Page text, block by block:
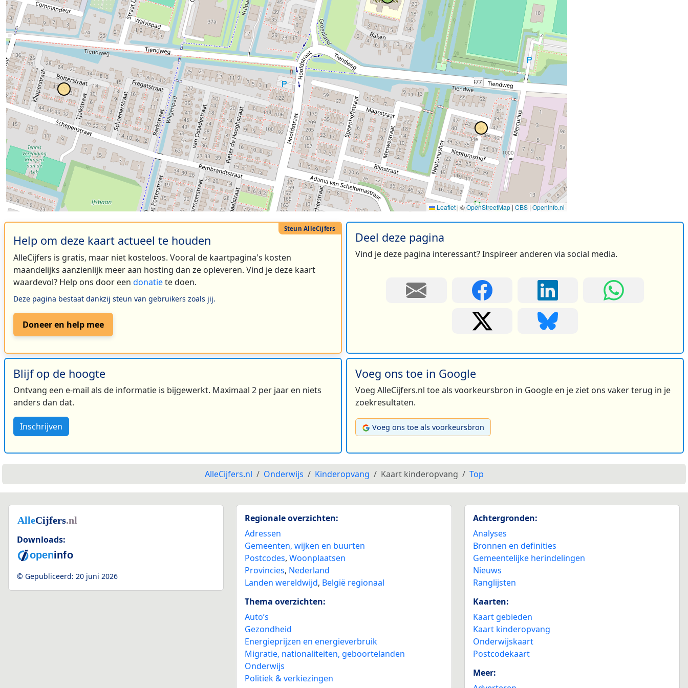
Leaflet | ©OpenStreetMap | CBS | OpenInfo.nl
Help om deze kaart actueel te houden
AlleCijfers is gratis, maar niet kosteloos. Vooral de kaartpagina's kosten
maandelijks aanzienlijk meer aan hosting dan ze opleveren. Vind je deze kaart
waardevol? Help ons door een donatiete doen.
Deze pagina bestaat dankzij steun van gebruikers zoals jij.
Doneer en help mee
Deel deze pagina
Vind je deze pagina interessant? Inspireer anderen via social media.
Blijf op de hoogte
Ontvang een e-mail als de informatie is bijgewerkt. Maximaal 2 per jaar en niets
anders dan dat.
Inschrijven
Voeg ons toe in Google
Voeg AlleCijfers.nl toe als voorkeursbron in Google en je ziet ons vaker terug in je
zoekresultaten.
Voeg ons toe als voorkeursbron
AlleCijfers.nl Onderwijs Kinderopvang Kaart kinderopvang Top
Downloads:
© Gepubliceerd: 20 juni 2026
Regionale overzichten:
Adressen
Gemeenten, wijken en buurten
Postcodes,Woonplaatsen
Provincies, Nederland
Landen wereldwijd, België regionaal
Thema overzichten:
Auto’s
Gezondheid
Energieprijzen en energieverbruik
Migratie, nationaliteiten, geboortelanden
Onderwijs
Politiek & verkiezingen
Achtergronden:
Analyses
Bronnen en definities
Gemeentelijke herindelingen
Nieuws
Ranglijsten
Kaarten:
Kaart gebieden
Kaart kinderopvang
Onderwijskaart
Postcodekaart
Meer: